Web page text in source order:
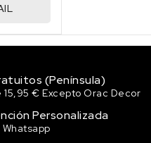
(Península)
15,95 € Excepto Orac Decor
Personalizada